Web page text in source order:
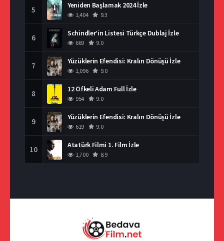
5 Yeniden Başlamak 2024 İzle
1,404 9.3
6 Schindler’in Listesi Türkçe Dublaj İzle
669 9.0
7 Yüzüklerin Efendisi: Kralın Dönüşü İzle
1,096 9.0
8 12 Öfkeli Adam Full İzle
954 9.0
9 Yüzüklerin Efendisi: Kralın Dönüşü İzle
619 9.0
10 Atatürk Filmi 1. Film İzle
1,700 8.9